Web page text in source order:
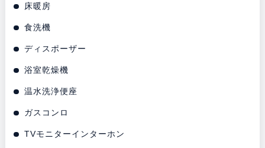
床暖房
食洗機
ディスポーザー
浴室乾燥機
温水洗浄便座
ガスコンロ
TVモニターインターホン